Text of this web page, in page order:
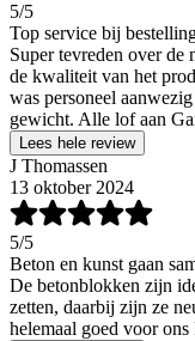
5/5
Top service bij
Super tevreden over
de kwaliteit van het
was personeel
gewicht. Alle lof aan
Lees hele review
J Thomassen
13 oktober 2024
5/5
Beton en kunst gaan
De betonblokken zijn
zetten, daarbij zijn ze
helemaal goed voor